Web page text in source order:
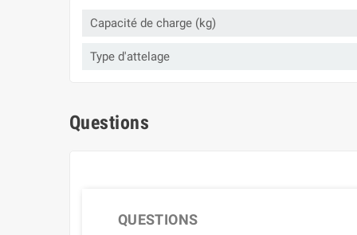
Capacité de charge (kg)
Type d'attelage
Questions
QUESTIONS